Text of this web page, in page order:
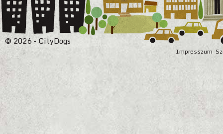
Impresszum
© 2026 - CityDogs